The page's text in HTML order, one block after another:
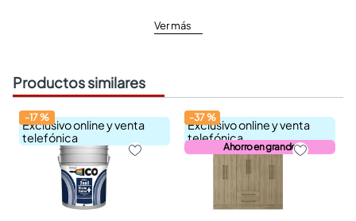
Ver más
Productos similares
Exclusivo online y venta
telefónica
-17%
Exclusivo online y venta
telefónica
Ahorro en grande
-37%